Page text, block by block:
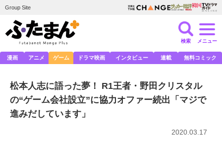
Group Site
検索 メニュー
漫画 アニメ ゲーム ドラマ映画 インタビュー 連載 無料コミック
松本人志に語った夢！ R1王者・野田クリスタル
の“ゲーム会社設立”に協力オファー続出「マジで
進みだしています」
2020.03.17